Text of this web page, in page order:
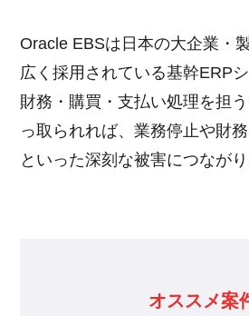
Oracle EBSは日本の大企業・
広く採用されている基幹ERPシ
財務・購買・支払い処理を担
っ取られれば、業務停止や財
といった深刻な被害につながり
オススメ案